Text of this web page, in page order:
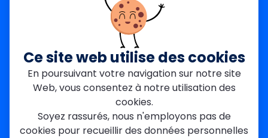
contact@metallerie-grand-paris.com
46 bis Av. du Maine, 75015 Paris
Mentions légales
Politique De Confidentialité
Cookies
CGV
Engagements Clients
Ce site web utilise des cookies
En poursuivant votre navigation sur notre site
Web, vous consentez à notre utilisation des
cookies.
Soyez rassurés, nous n'employons pas de
cookies pour recueillir des données personnelles